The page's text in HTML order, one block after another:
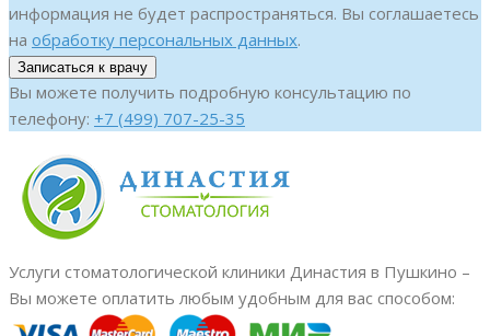
информация не будет распространяться. Вы соглашаетесь
на обработку персональных данных.
Вы можете получить подробную консультацию по
телефону: +7 (499) 707-25-35
Услуги стоматологической клиники Династия в Пушкино –
Вы можете оплатить любым удобным для вас способом: